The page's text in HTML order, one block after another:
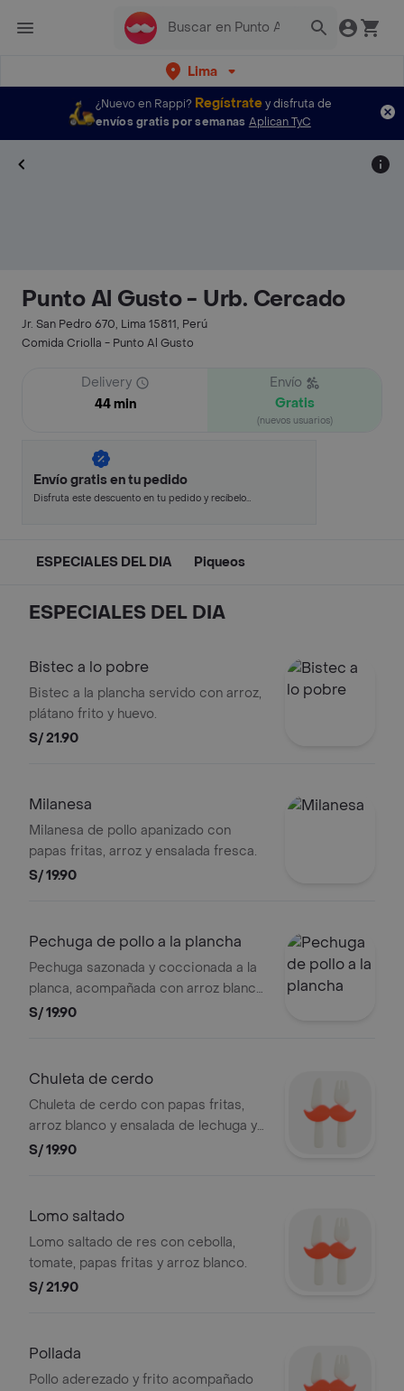
Lima
¿Nuevo en Rappi? Regístratey disfruta de
envíos gratis por semanas Aplican TyC
Punto Al Gusto - Urb. Cercado
Jr. San Pedro 670, Lima 15811, Perú
Comida Criolla - Punto Al Gusto
Delivery
44 min
Envío
Gratis
(nuevos usuarios)
Envío gratis en tu pedido
Disfruta este descuento en tu pedido y recíbelo
ESPECIALES DEL DIA Piqueos
ESPECIALES DEL DIA
Bistec a lo pobre
Bistec a la plancha servido con arroz,
plátano frito y huevo.
S/ 21.90
Milanesa
Milanesa de pollo apanizado con
papas fritas, arroz y ensalada fresca.
S/ 19.90
Pechuga de pollo a la plancha
Pechuga sazonada y coccionada a la
planca, acompañada con arroz blanco,
papas sancochadas y ensalada fresca
S/ 19.90
Chuleta de cerdo
Chuleta de cerdo con papas fritas,
arroz blanco y ensalada de lechuga y
tomate.
S/ 19.90
Lomo saltado
Lomo saltado de res con cebolla,
tomate, papas fritas y arroz blanco.
S/ 21.90
Pollada
Pollo aderezado y frito acompañado